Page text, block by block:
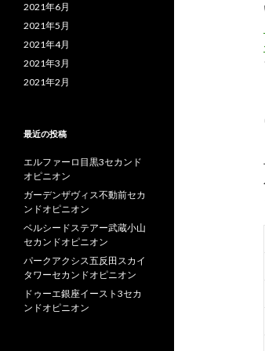
2021年6月
2021年5月
2021年4月
2021年3月
2021年2月
最近の投稿
エルファーロ目黒3セカンド
オピニオン
ガーデンザヴィス不動前セカ
ンドオピニオン
ベルシードステアー武蔵小山
セカンドオピニオン
パークアクシス五反田スカイ
タワーセカンドオピニオン
ドゥーエ銀座イースト3セカ
ンドオピニオン